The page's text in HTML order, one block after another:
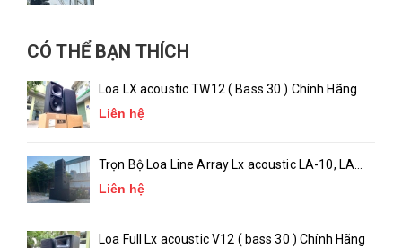
CÓ THỂ BẠN THÍCH
Loa LX acoustic TW12 ( Bass 30 ) Chính Hãng
Liên hệ
Trọn Bộ Loa Line Array Lx acoustic LA-10, LA-
18 ( chính hãng )
Liên hệ
Loa Full Lx acoustic V12 ( bass 30 ) Chính Hãng